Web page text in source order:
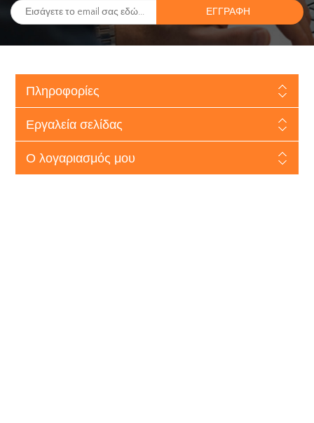
Πληροφορίες
Εργαλεία σελίδας
Ο λογαριασμός μου